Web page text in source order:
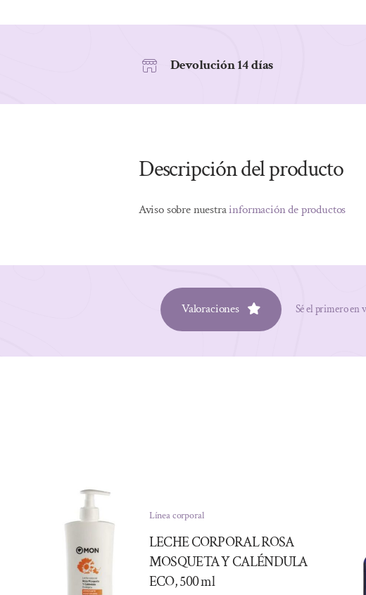
Devolución 14 días
Descripción del producto
Aviso sobre nuestrainformación de productos
Valoraciones Sé el primero en
Línea corporal
LECHE CORPORAL ROSA
MOSQUETA Y CALÉNDULA
ECO, 500 ml